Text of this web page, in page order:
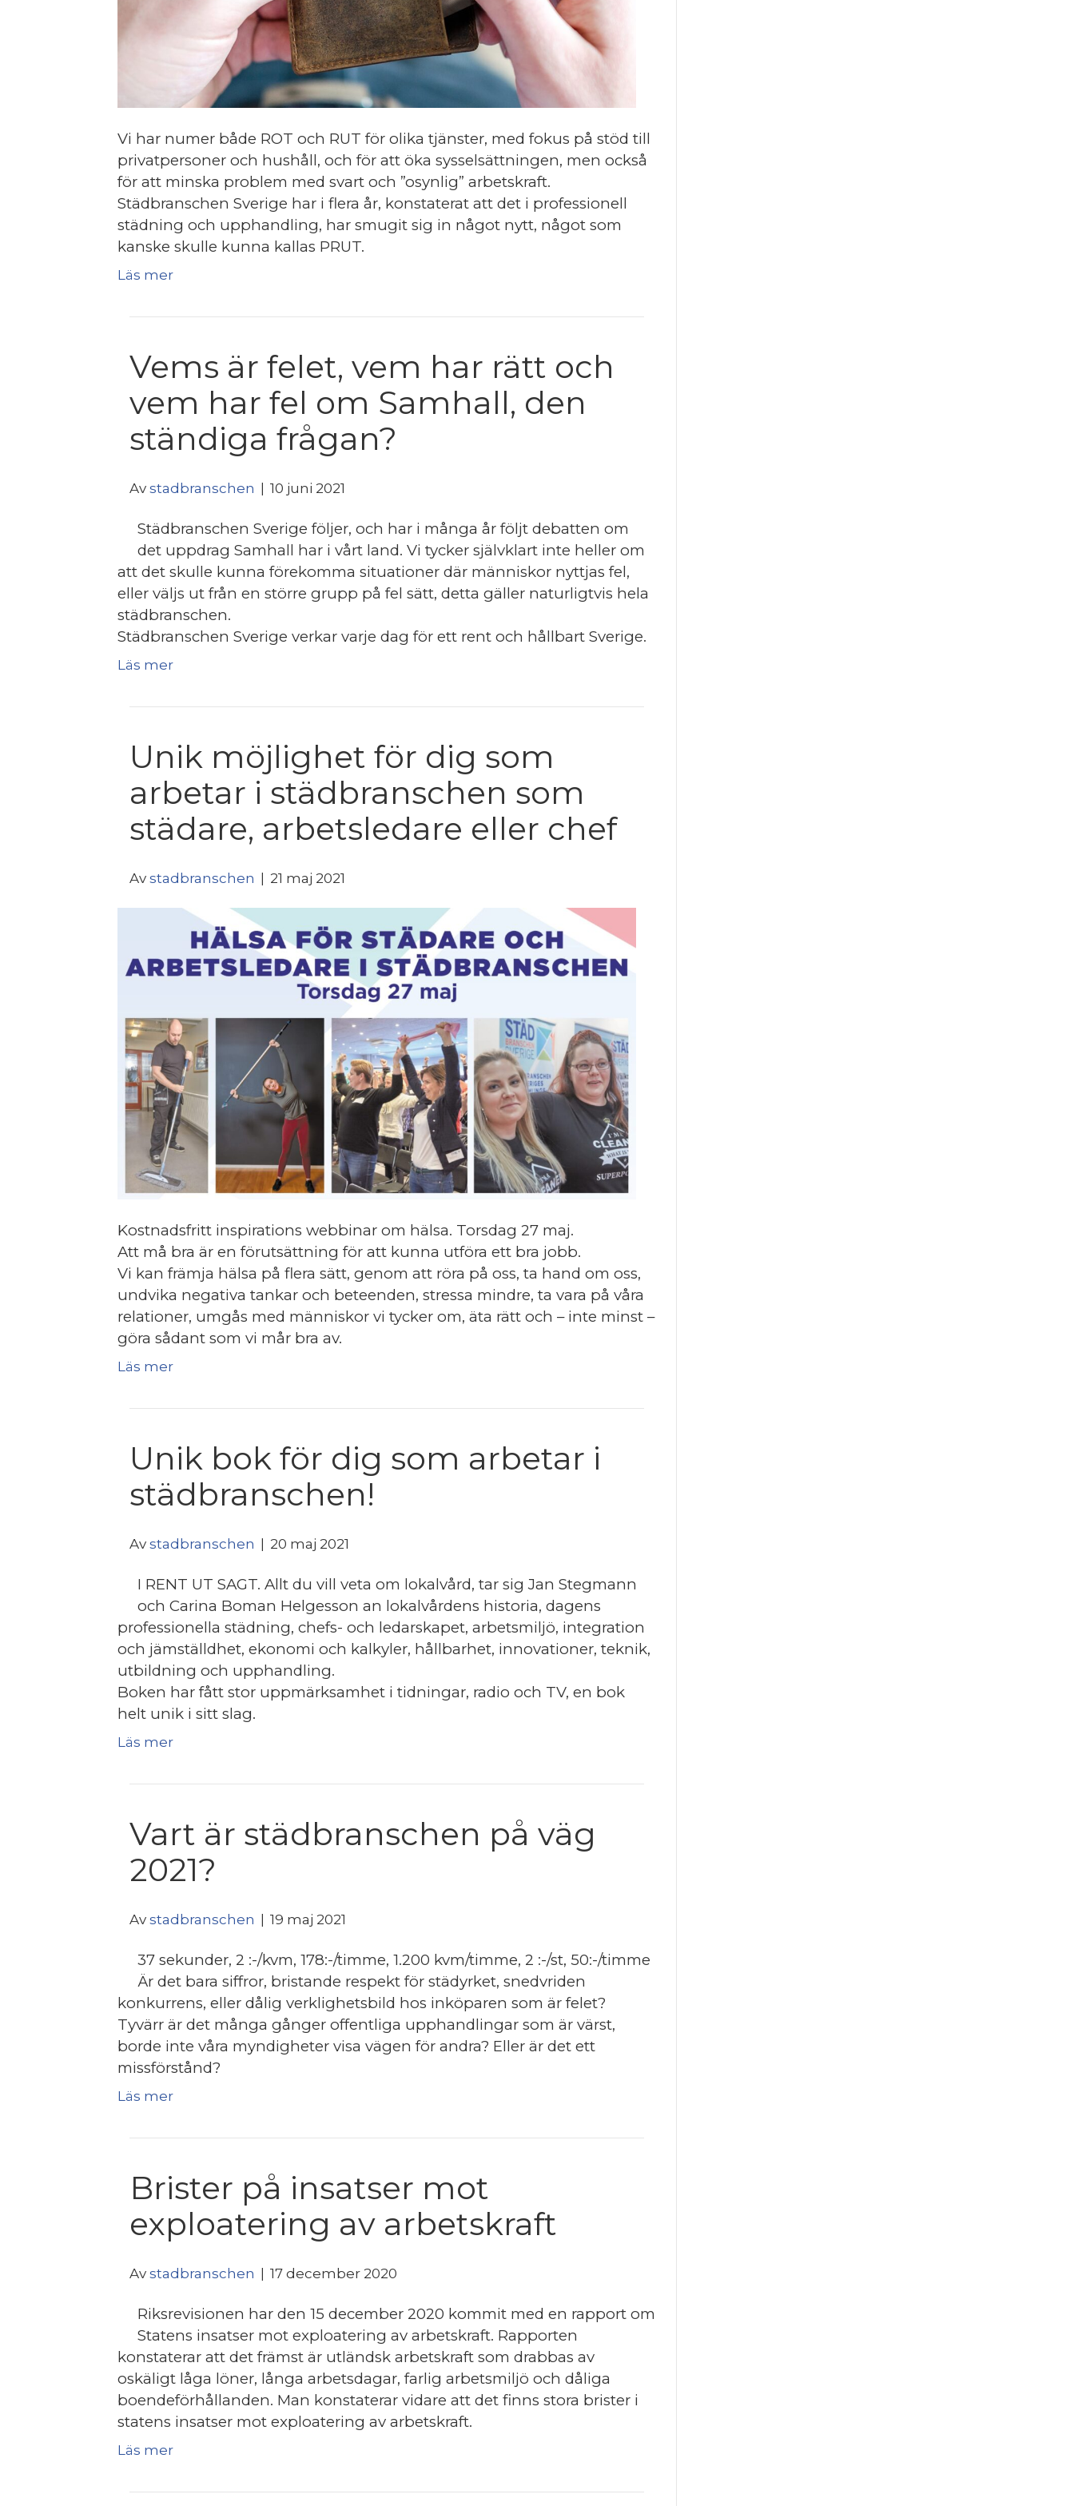
Vi har numer både ROT och RUT för olika tjänster, med fokus på stöd till
privatpersoner och hushåll, och för att öka sysselsättningen, men också
för att minska problem med svart och ”osynlig” arbetskraft.
Städbranschen Sverige har i flera år, konstaterat att det i professionell
städning och upphandling, har smugit sig in något nytt, något som
kanske skulle kunna kallas PRUT.
Läs mer
Vems är felet, vem har rätt och
vem har fel om Samhall, den
ständiga frågan?
Av stadbranschen 10 juni 2021
Städbranschen Sverige följer, och har i många år följt debatten om
det uppdrag Samhall har i vårt land. Vi tycker självklart inte heller om
att det skulle kunna förekomma situationer där människor nyttjas fel,
eller väljs ut från en större grupp på fel sätt, detta gäller naturligtvis hela
städbranschen.
Städbranschen Sverige verkar varje dag för ett rent och hållbart Sverige.
Läs mer
Unik möjlighet för dig som
arbetar i städbranschen som
städare, arbetsledare eller chef
Av stadbranschen 21 maj 2021
Kostnadsfritt inspirations webbinar om hälsa. Torsdag 27 maj.
Att må bra är en förutsättning för att kunna utföra ett bra jobb.
Vi kan främja hälsa på flera sätt, genom att röra på oss, ta hand om oss,
undvika negativa tankar och beteenden, stressa mindre, ta vara på våra
relationer, umgås med människor vi tycker om, äta rätt och – inte minst –
göra sådant som vi mår bra av.
Läs mer
Unik bok för dig som arbetar i
städbranschen!
Av stadbranschen 20 maj 2021
I RENT UT SAGT. Allt du vill veta om lokalvård, tar sig Jan Stegmann
och Carina Boman Helgesson an lokalvårdens historia, dagens
professionella städning, chefs- och ledarskapet, arbetsmiljö, integration
och jämställdhet, ekonomi och kalkyler, hållbarhet, innovationer, teknik,
utbildning och upphandling.
Boken har fått stor uppmärksamhet i tidningar, radio och TV, en bok
helt unik i sitt slag.
Läs mer
Vart är städbranschen på väg
2021?
Av stadbranschen 19 maj 2021
37 sekunder, 2 :-/kvm, 178:-/timme, 1.200 kvm/timme, 2 :-/st, 50:-/timme
Är det bara siffror, bristande respekt för städyrket, snedvriden
konkurrens, eller dålig verklighetsbild hos inköparen som är felet?
Tyvärr är det många gånger offentliga upphandlingar som är värst,
borde inte våra myndigheter visa vägen för andra? Eller är det ett
missförstånd?
Läs mer
Brister på insatser mot
exploatering av arbetskraft
Av stadbranschen 17 december 2020
​Riksrevisionen har den 15 december 2020 kommit med en rapport om
Statens insatser mot exploatering av arbetskraft. Rapporten
konstaterar att det främst är utländsk arbetskraft som drabbas av
oskäligt låga löner, långa arbetsdagar, farlig arbetsmiljö och dåliga
boendeförhållanden. Man konstaterar vidare att det finns stora brister i
statens insatser mot exploatering av arbetskraft.
Läs mer